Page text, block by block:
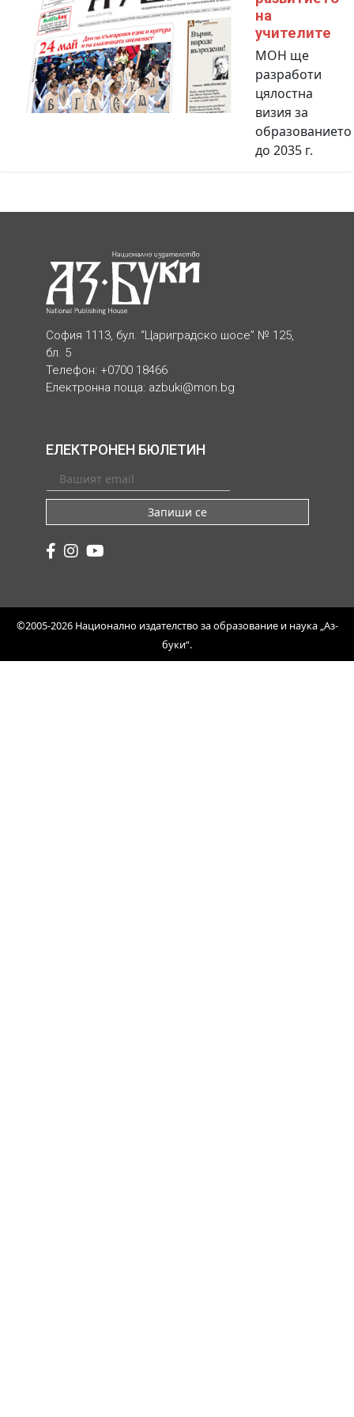
на
учителите
МОН ще
разработи
цялостна
визия за
образованието
до 2035 г.
София 1113, бул. “Цариградско шосе” № 125,
бл. 5
Телефон: +0700 18466
Електронна поща: azbuki@mon.bg
ЕЛЕКТРОНЕН БЮЛЕТИН
Запиши се
©2005-2026 Национално издателство за образование и наука „Аз-
буки“.